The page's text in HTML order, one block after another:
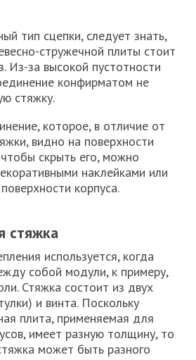
тип сцепки, следует знать,
стружечной плиты стоит
Из-за высокой пустотности
конфирматом не
стяжку.
которое, в отличие от
видно на поверхности
скрыть его, можно
наклейками или
корпуса.
стяжка
используется, когда
собой модули, к примеру,
Стяжка состоит из двух
и винта. Поскольку
плита, применяемая для
имеет разную толщину, то
может быть разного